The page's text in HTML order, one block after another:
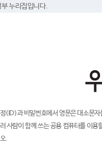
누리집입니다.
(ID)과 비밀번호에서 영문은 대소문
사람이 함께 쓰는 공용 컴퓨터를 이
.